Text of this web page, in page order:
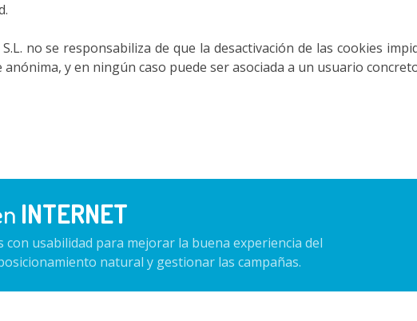
no se responsabiliza de que la desactivación de las cookies
y en ningún caso puede ser asociada a un usuario
INTERNET
con usabilidad para mejorar la buena experiencia del
natural y gestionar las campañas.